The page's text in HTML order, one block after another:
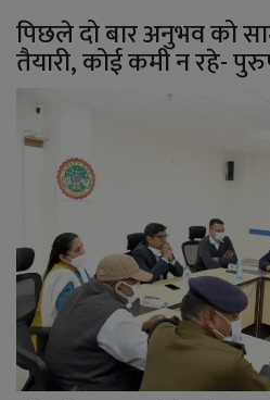
पिछले दो बार अनुभव को
तैयारी, कोई कमी न रहे-